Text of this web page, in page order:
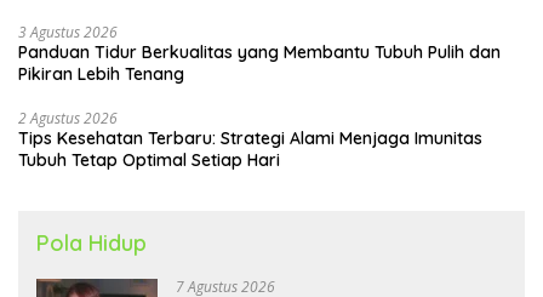
3 Agustus 2026
Panduan Tidur Berkualitas yang Membantu Tubuh Pulih dan
Pikiran Lebih Tenang
2 Agustus 2026
Tips Kesehatan Terbaru: Strategi Alami Menjaga Imunitas
Tubuh Tetap Optimal Setiap Hari
Pola Hidup
7 Agustus 2026